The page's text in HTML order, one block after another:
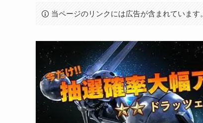
当ページのリンクには広告が含まれています。